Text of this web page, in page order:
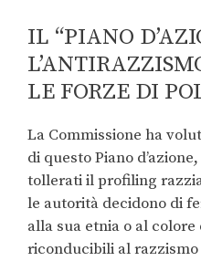
IL “PIANO
LE FORZE DI
La Commissione ha
di questo Piano
tollerati il profiling
le autorità decidono di
alla sua etnia o al
riconducibili al